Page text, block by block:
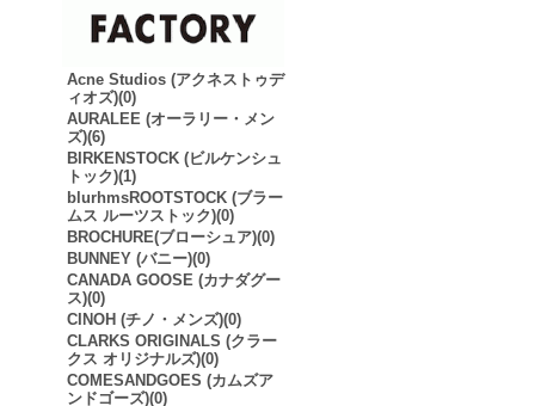
Acne Studios (アクネストゥデ
ィオズ)(0)
AURALEE (オーラリー・メン
ズ)(6)
BIRKENSTOCK (ビルケンシュ
トック)(1)
blurhmsROOTSTOCK (ブラー
ムス ルーツストック)(0)
BROCHURE(ブローシュア)(0)
BUNNEY (バニー)(0)
CANADA GOOSE (カナダグー
ス)(0)
CINOH (チノ・メンズ)(0)
CLARKS ORIGINALS (クラー
クス オリジナルズ)(0)
COMESANDGOES (カムズア
ンドゴーズ)(0)